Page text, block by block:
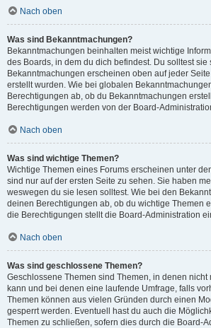
Nach oben
Was sind Bekanntmachungen?
Bekanntmachungen beinhalten meist wichtige
des Boards, in dem du dich befindest. Du solltest sie
Bekanntmachungen erscheinen oben auf jeder
erstellt wurden. Wie bei globalen
Berechtigungen ab, ob du Bekanntmachungen
Berechtigungen werden von der Board-
Nach oben
Was sind wichtige Themen?
Wichtige Themen eines Forums erscheinen unter
sind nur auf der ersten Seite zu sehen. Sie haben
weswegen du sie lesen solltest. Wie bei den
deinen Berechtigungen ab, ob du wichtige Themen
die Berechtigungen stellt die Board-Administration
Nach oben
Was sind geschlossene Themen?
Geschlossene Themen sind Themen, in denen nicht
kann und bei denen eine laufende Umfrage, falls
Themen können aus vielen Gründen durch einen
gesperrt werden. Eventuell hast du auch die
Themen zu schließen, sofern dies durch die Board-